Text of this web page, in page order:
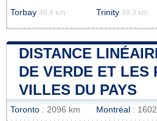
Torbay 48.8 km Trinity 49.3 km
DISTANCE
DE VERDE ET LES
VILLES DU PAYS
Toronto : 2096 km Montréal :